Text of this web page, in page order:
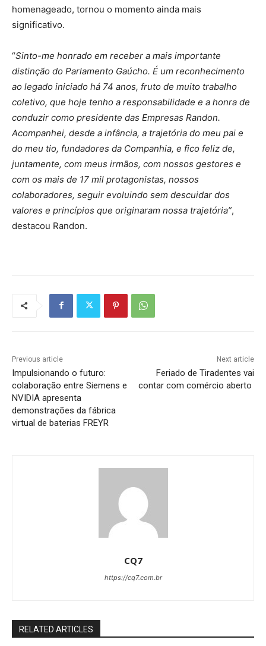
homenageado, tornou o momento ainda mais
significativo.
“Sinto-me honrado em receber a mais importante
distinção do Parlamento Gaúcho. É um reconhecimento
ao legado iniciado há 74 anos, fruto de muito trabalho
coletivo, que hoje tenho a responsabilidade e a honra de
conduzir como presidente das Empresas Randon.
Acompanhei, desde a infância, a trajetória do meu pai e
do meu tio, fundadores da Companhia, e fico feliz de,
juntamente, com meus irmãos, com nossos gestores e
com os mais de 17 mil protagonistas, nossos
colaboradores, seguir evoluindo sem descuidar dos
valores e princípios que originaram nossa trajetória”,
destacou Randon.
Previous article
Impulsionando o futuro:
colaboração entre Siemens e
NVIDIA apresenta
demonstrações da fábrica
virtual de baterias FREYR
Next article
Feriado de Tiradentes vai
contar com comércio aberto
CQ7
https://cq7.com.br
RELATED ARTICLES